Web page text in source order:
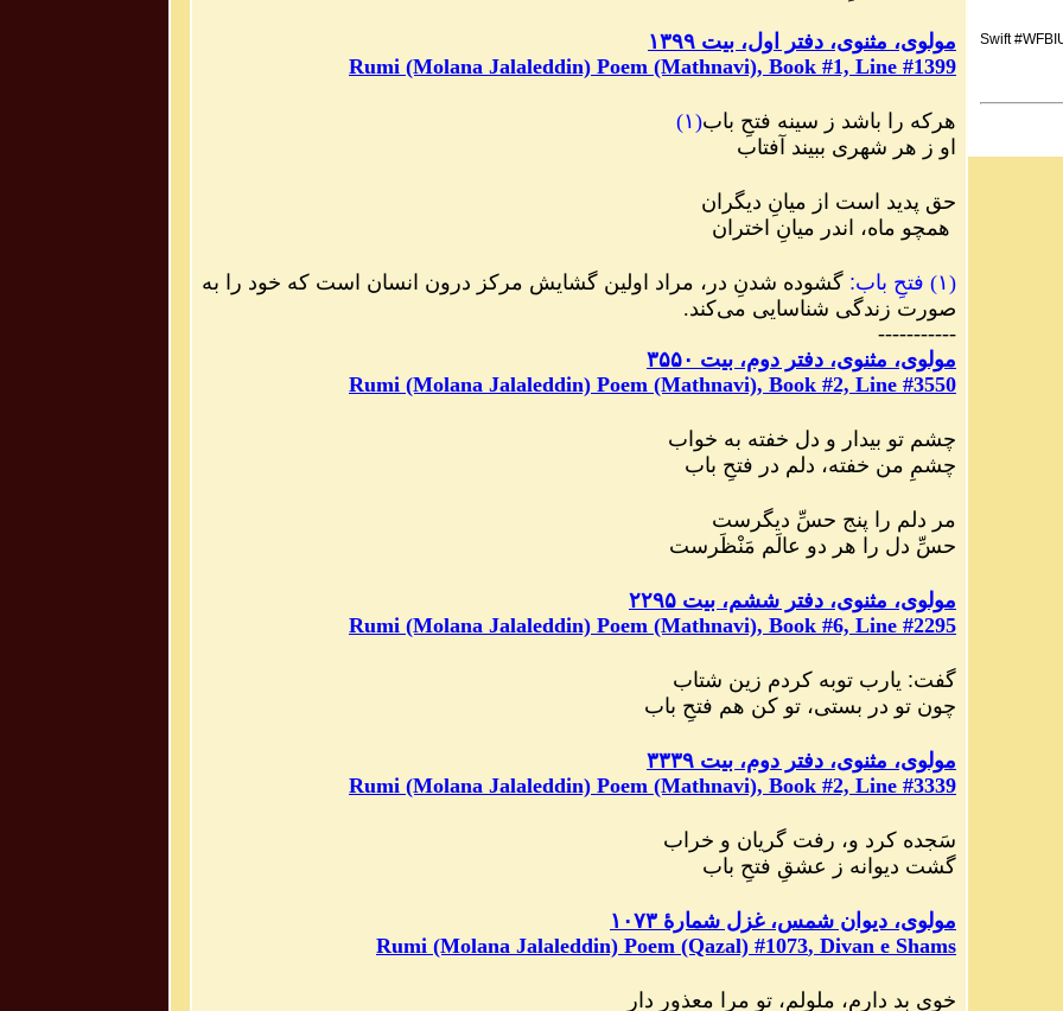
مولوی، مثنوی، دفتر اول، بیت ۱۳۹۹
Rumi (Molana Jalaleddin) Poem (Mathnavi), Book #1, Line #1399
هرکه را باشد ز سینه فتحِ باب(۱)
او ز هر شهری ببیند آفتاب
حق پدید است از میانِ دیگران
همچو ماه، اندر میانِ اختران‌‌
(۱) فتحِ باب‏: گشوده شدنِ در، مراد اولین گشایش مرکز درون انسان است که خود را به
صورت زندگی شناسایی می‌کند.
-----------
مولوی، مثنوی، دفتر دوم، بیت ۳۵۵۰
Rumi (Molana Jalaleddin) Poem (Mathnavi), Book #2, Line #3550
چشم تو بیدار و دل خفته به خواب
چشمِ من خفته، دلم در فتحِ باب
مر دلم را پنج حسِّ دیگرست
حسِّ دل را هر دو عالَم مَنْظَرست‏
مولوی، مثنوی، دفتر ششم، بیت ۲۲۹۵
Rumi (Molana Jalaleddin) Poem (Mathnavi), Book #6, Line #2295
گفت: یارب توبه کردم زین شتاب
چون تو در بستی، تو کن هم فتحِ باب
مولوی، مثنوی، دفتر دوم، بیت ۳۳۳۹
Rumi (Molana Jalaleddin) Poem (Mathnavi), Book #2, Line #3339
سَجده کرد و، رفت گریان و خراب
گشت دیوانه ز عشقِ فتحِ باب‏
مولوی، دیوان شمس، غزل شمارهٔ ۱۰۷۳
Rumi (Molana Jalaleddin) Poem (Qazal) #1073, Divan e Shams
خویِ بد دارم، ملولم، تو مرا معذور دار
Swift